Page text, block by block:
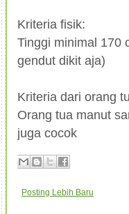
Kriteria fisik:
Tinggi minimal 170
gendut dikit aja)
Kriteria dari orang
Orang tua manut
juga cocok
Posting Lebih Baru